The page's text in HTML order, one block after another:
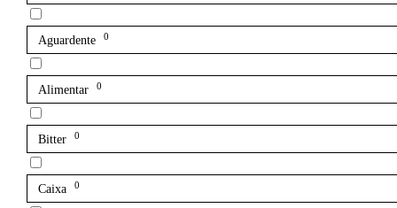
Aguardente 0
Alimentar 0
Bitter 0
Caixa 0